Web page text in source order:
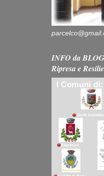
INFO da
Ripresa e